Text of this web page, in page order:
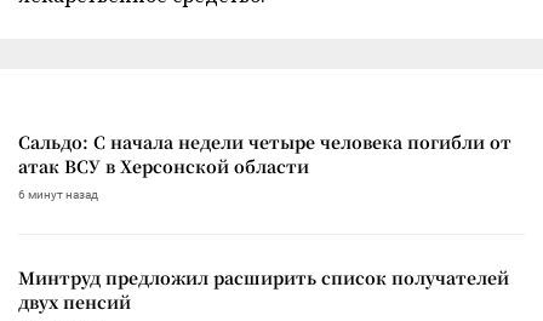
Сальдо: С начала недели четыре человека погибли от
атак ВСУ в Херсонской области
6 минут назад
Минтруд предложил расширить список получателей
двух пенсий